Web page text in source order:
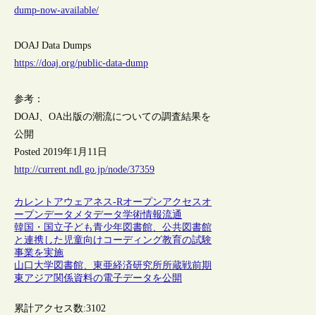
dump-now-available/
DOAJ Data Dumps
https://doaj.org/public-data-dump
参考：
DOAJ、OA出版の潮流についての調査結果を
公開
Posted 2019年1月11日
http://current.ndl.go.jp/node/37359
カレントアウェアネス-Rオープンアクセス オ
ープンデータ メタデータ学術情報流通
韓国・国立子ども青少年図書館、公共図書館
と連携した児童向けコーディング教育の試験
事業を実施
山口大学図書館、東亜経済研究所所蔵戦前期
東アジア関係資料の電子データを公開
累計アクセス数:3102